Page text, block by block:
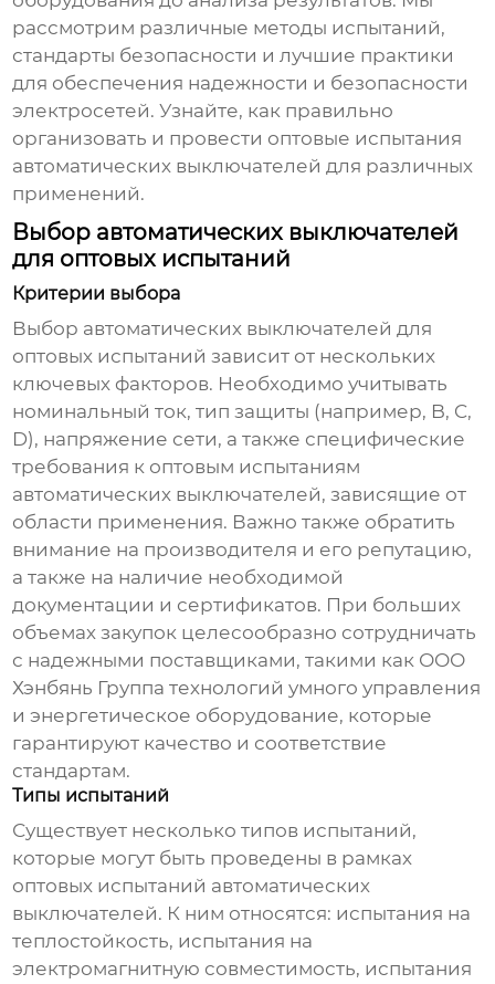
рассмотрим различные методы испытаний,
стандарты безопасности и лучшие практики
для обеспечения надежности и безопасности
электросетей. Узнайте, как правильно
организовать и провести оптовые испытания
автоматических выключателей для различных
применений.
Выбор автоматических выключателей
для оптовых испытаний
Критерии выбора
Выбор автоматических выключателей для
оптовых испытаний зависит от нескольких
ключевых факторов. Необходимо учитывать
номинальный ток, тип защиты (например, B, C,
D), напряжение сети, а также специфические
требования к оптовым испытаниям
автоматических выключателей, зависящие от
области применения. Важно также обратить
внимание на производителя и его репутацию,
а также на наличие необходимой
документации и сертификатов. При больших
объемах закупок целесообразно сотрудничать
с надежными поставщиками, такими как ООО
Хэнбянь Группа технологий умного управления
и энергетическое оборудование, которые
гарантируют качество и соответствие
стандартам.
Типы испытаний
Существует несколько типов испытаний,
которые могут быть проведены в рамках
оптовых испытаний автоматических
выключателей. К ним относятся: испытания на
теплостойкость, испытания на
электромагнитную совместимость, испытания